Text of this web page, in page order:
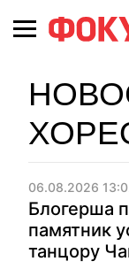
06.08.2026
Блогерша
памятник
танцору